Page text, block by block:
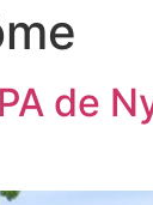
de